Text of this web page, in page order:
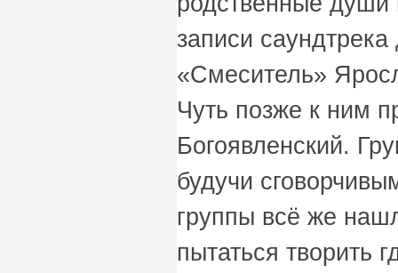
записи
«Смеситель»
Чуть позже к ним
Богоявленский.
будучи
группы всё же
пытаться творить